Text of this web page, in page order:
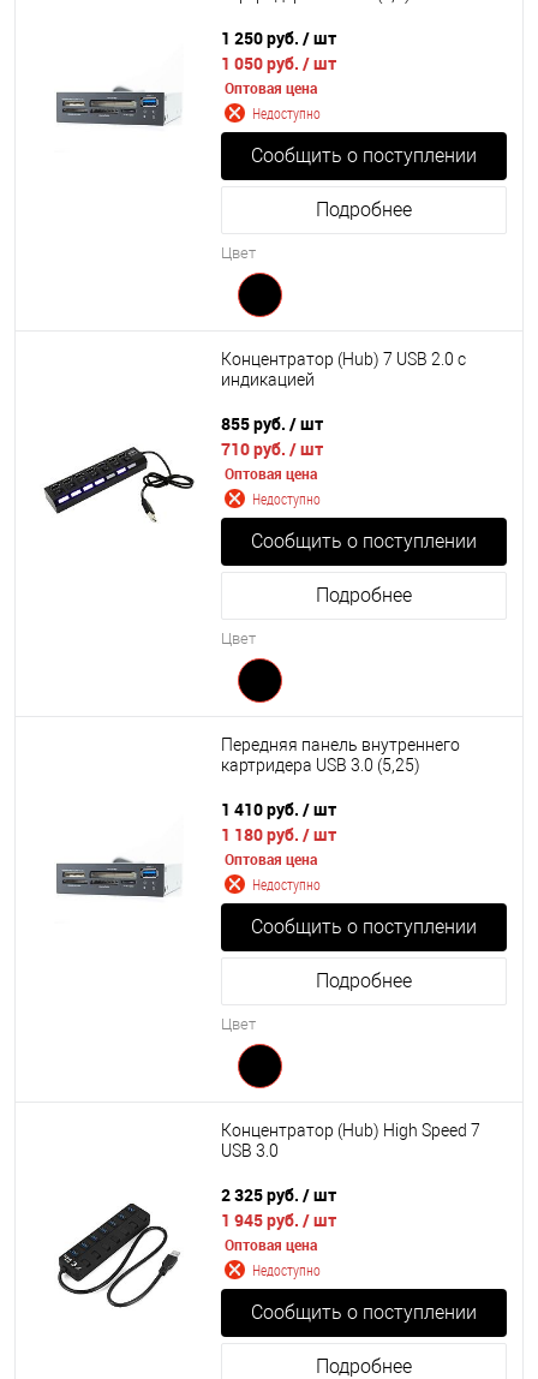
1 250 руб. / шт
1 050 руб. / шт
Оптовая цена
Недоступно
Сообщить о поступлении
Подробнее
Цвет
Концентратор (Hub) 7 USB 2.0 с
индикацией
855 руб. / шт
710 руб. / шт
Оптовая цена
Недоступно
Сообщить о поступлении
Подробнее
Цвет
Передняя панель внутреннего
картридера USB 3.0 (5,25)
1 410 руб. / шт
1 180 руб. / шт
Оптовая цена
Недоступно
Сообщить о поступлении
Подробнее
Цвет
Концентратор (Hub) High Speed 7
USB 3.0
2 325 руб. / шт
1 945 руб. / шт
Оптовая цена
Недоступно
Сообщить о поступлении
Подробнее